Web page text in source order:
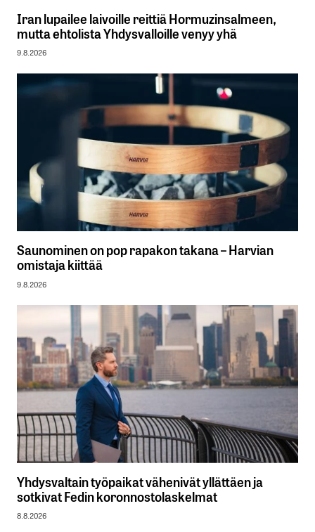
Iran lupailee laivoille reittiä Hormuzinsalmeen,
mutta ehtolista Yhdysvalloille venyy yhä
9.8.2026
Saunominen on pop rapakon takana – Harvian
omistaja kiittää
9.8.2026
Yhdysvaltain työpaikat vähenivät yllättäen ja
sotkivat Fedin koronnostolaskelmat
8.8.2026